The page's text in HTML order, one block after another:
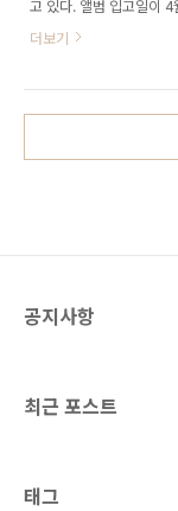
고 있다. 앨범 입고일이
이후에는 오프라인 매장
샤방'해진 것 같다. 3집
계되는 가 있다. 책의 여
더보기
공지사항
최근 포스트
태그